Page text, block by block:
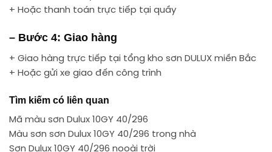
+ Hoặc thanh toán trực tiếp tại quầy
– Bước 4: Giao hàng
+ Giao hàng trực tiếp tại tổng kho sơn DULUX miền Bắc
+ Hoặc gửi xe giao đến công trình
Tìm kiếm có liên quan
Mã màu sơn Dulux 10GY 40/296
Màu sơn sơn Dulux 10GY 40/296 trong nhà
Sơn Dulux 10GY 40/296 nooài trời